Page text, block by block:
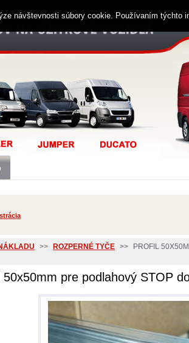
>> ROZPERNÉ TYČE >>
PROFIL
50x50mm pre podlahový STOP
návštevnosti súbory cookie. Používaním týchto